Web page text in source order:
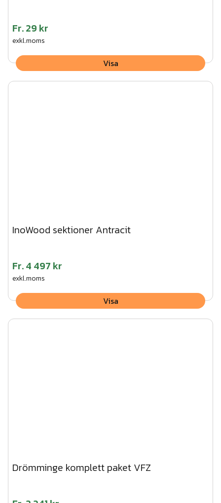
Fr.29 kr
exkl.moms
Visa
InoWood sektioner Antracit
Fr.4 497 kr
exkl.moms
Visa
Drömminge komplett paket VFZ